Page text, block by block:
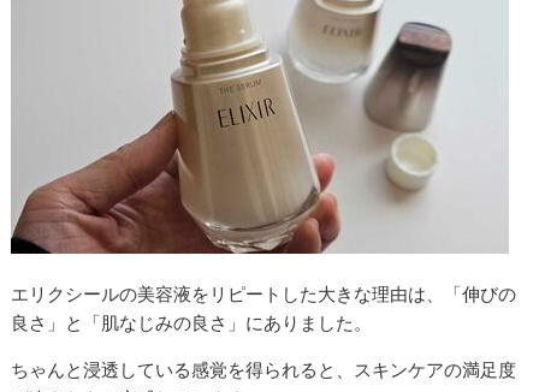
エリクシールの美容液をリピートした大きな理由は、「伸びの
良さ」と「肌なじみの良さ」にありました。
ちゃんと浸透している感覚を得られると、スキンケアの満足度